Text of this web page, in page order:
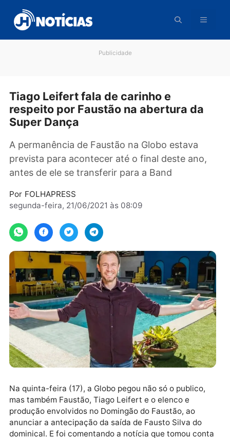
para
conteúdo
Tiago Leifert fala de carinho e
respeito por Faustão na abertura da
A permanência de Faustão na Globo estava
prevista para acontecer até o final deste ano,
antes de ele se transferir para a Band
segunda-feira, 21/06/2021 às 08:09
Na quinta-feira (17), a Globo pegou não só o publico,